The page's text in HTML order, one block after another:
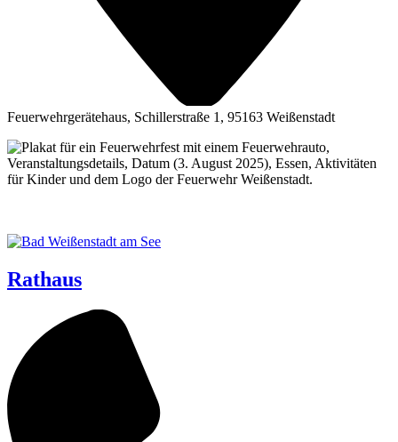
Feuerwehrgerätehaus, Schillerstraße 1, 95163 Weißenstadt
Rathaus